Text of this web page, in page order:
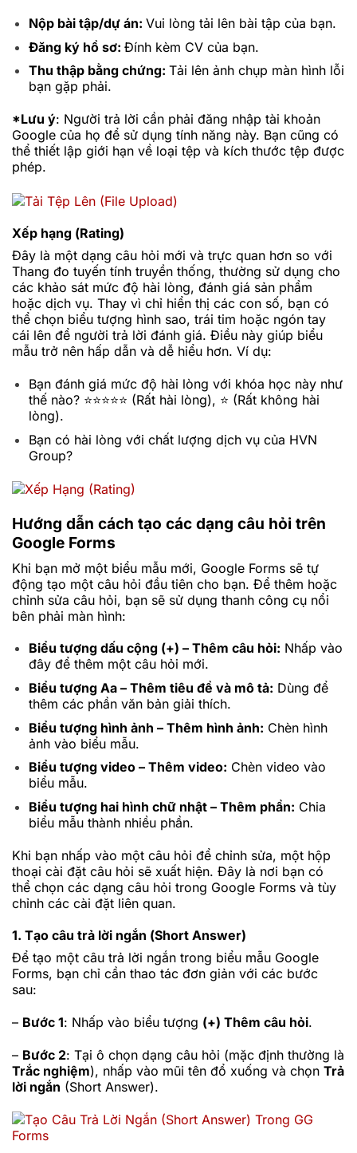
Nộp bài tập/dự án: Vui lòng tải lên bài tập của bạn.
Đăng ký hồ sơ: Đính kèm CV của bạn.
Thu thập bằng chứng: Tải lên ảnh chụp màn hình lỗi
bạn gặp phải.
*Lưu ý: Người trả lời cần phải đăng nhập tài khoản
Google của họ để sử dụng tính năng này. Bạn cũng có
thể thiết lập giới hạn về loại tệp và kích thước tệp được
phép.
Xếp hạng (Rating)
Đây là một dạng câu hỏi mới và trực quan hơn so với
Thang đo tuyến tính truyền thống, thường sử dụng cho
các khảo sát mức độ hài lòng, đánh giá sản phẩm
hoặc dịch vụ. Thay vì chỉ hiển thị các con số, bạn có
thể chọn biểu tượng hình sao, trái tim hoặc ngón tay
cái lên để người trả lời đánh giá. Điều này giúp biểu
mẫu trở nên hấp dẫn và dễ hiểu hơn. Ví dụ:
Bạn đánh giá mức độ hài lòng với khóa học này như
thế nào? ⭐⭐⭐⭐⭐ (Rất hài lòng), ⭐ (Rất không hài
lòng).
Bạn có hài lòng với chất lượng dịch vụ của HVN
Group?
Hướng dẫn cách tạo các dạng câu hỏi trên
Google Forms
Khi bạn mở một biểu mẫu mới, Google Forms sẽ tự
động tạo một câu hỏi đầu tiên cho bạn. Để thêm hoặc
chỉnh sửa câu hỏi, bạn sẽ sử dụng thanh công cụ nổi
bên phải màn hình:
Biểu tượng dấu cộng (+) – Thêm câu hỏi: Nhấp vào
đây để thêm một câu hỏi mới.
Biểu tượng Aa – Thêm tiêu đề và mô tả: Dùng để
thêm các phần văn bản giải thích.
Biểu tượng hình ảnh – Thêm hình ảnh: Chèn hình
ảnh vào biểu mẫu.
Biểu tượng video – Thêm video: Chèn video vào
biểu mẫu.
Biểu tượng hai hình chữ nhật – Thêm phần: Chia
biểu mẫu thành nhiều phần.
Khi bạn nhấp vào một câu hỏi để chỉnh sửa, một hộp
thoại cài đặt câu hỏi sẽ xuất hiện. Đây là nơi bạn có
thể chọn các dạng câu hỏi trong Google Forms và tùy
chỉnh các cài đặt liên quan.
1. Tạo câu trả lời ngắn (Short Answer)
Để tạo một câu trả lời ngắn trong biểu mẫu Google
Forms, bạn chỉ cần thao tác đơn giản với các bước
sau:
– Bước 1: Nhấp vào biểu tượng (+) Thêm câu hỏi.
– Bước 2: Tại ô chọn dạng câu hỏi (mặc định thường là
Trắc nghiệm), nhấp vào mũi tên đổ xuống và chọn Trả
lời ngắn (Short Answer).